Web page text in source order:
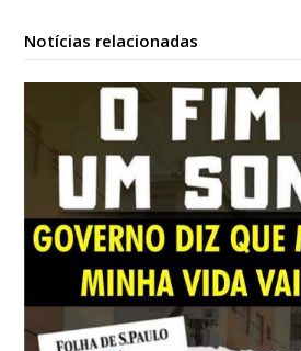
Notícias relacionadas